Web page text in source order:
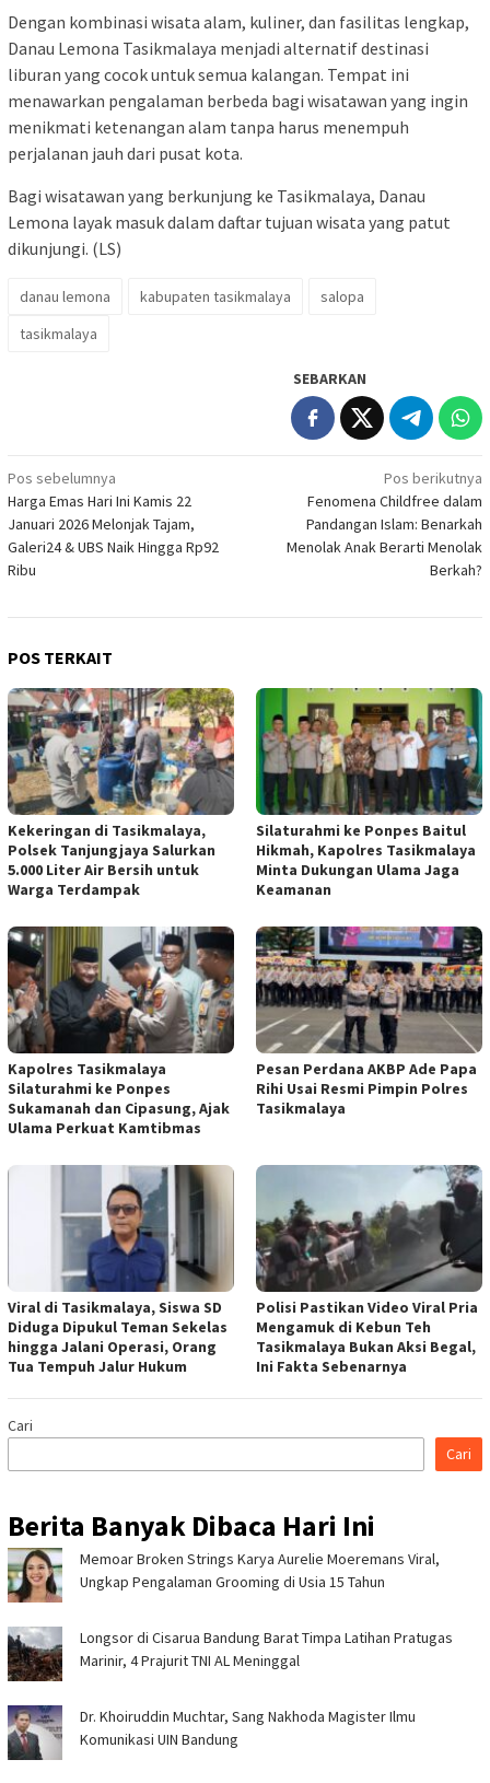
Dengan kombinasi wisata alam, kuliner, dan fasilitas lengkap,
Danau Lemona Tasikmalaya menjadi alternatif destinasi
liburan yang cocok untuk semua kalangan. Tempat ini
menawarkan pengalaman berbeda bagi wisatawan yang ingin
menikmati ketenangan alam tanpa harus menempuh
perjalanan jauh dari pusat kota.
Bagi wisatawan yang berkunjung ke Tasikmalaya, Danau
Lemona layak masuk dalam daftar tujuan wisata yang patut
dikunjungi. (LS)
danau lemona kabupaten tasikmalaya
salopa
tasikmalaya
SEBARKAN
Navigasi
pos
Pos sebelumnya
Harga Emas Hari Ini Kamis 22
Januari 2026 Melonjak Tajam,
Galeri24 & UBS Naik Hingga Rp92
Ribu
Pos berikutnya
Fenomena Childfree dalam
Pandangan Islam: Benarkah
Menolak Anak Berarti Menolak
Berkah?
POS TERKAIT
Kekeringan di Tasikmalaya,
Polsek Tanjungjaya Salurkan
5.000 Liter Air Bersih untuk
Warga Terdampak
Silaturahmi ke Ponpes Baitul
Hikmah, Kapolres Tasikmalaya
Minta Dukungan Ulama Jaga
Keamanan
Kapolres Tasikmalaya
Silaturahmi ke Ponpes
Sukamanah dan Cipasung, Ajak
Ulama Perkuat Kamtibmas
Pesan Perdana AKBP Ade Papa
Rihi Usai Resmi Pimpin Polres
Tasikmalaya
Viral di Tasikmalaya, Siswa SD
Diduga Dipukul Teman Sekelas
hingga Jalani Operasi, Orang
Tua Tempuh Jalur Hukum
Polisi Pastikan Video Viral Pria
Mengamuk di Kebun Teh
Tasikmalaya Bukan Aksi Begal,
Ini Fakta Sebenarnya
Cari
Cari
Berita Banyak Dibaca Hari Ini
Memoar Broken Strings Karya Aurelie Moeremans Viral,
Ungkap Pengalaman Grooming di Usia 15 Tahun
Longsor di Cisarua Bandung Barat Timpa Latihan Pra­tugas
Marinir, 4 Prajurit TNI AL Meninggal
Dr. Khoiruddin Muchtar, Sang Nakhoda Magister Ilmu
Komunikasi UIN Bandung